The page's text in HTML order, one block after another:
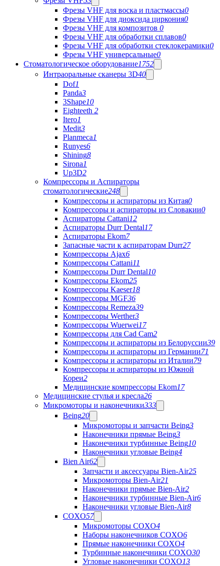
Фрезы VHF для воска и пластмассы0
Фрезы VHF для диоксида циркония0
Фрезы VHF для композитов 0
Фрезы VHF для обработки сплавов0
Фрезы VHF для обработки стеклокерамики0
Фрезы VHF универсальные0
Стоматологическое оборудование1752
Интраоральные сканеры 3D40
Dof1
Panda3
3Shape10
Eighteeth 2
Itero1
Medit3
Planmeca1
Runyes6
Shining8
Sirona1
Up3D2
Компрессоры и Аспираторы
стоматологические248
Компрессоры и аспираторы из Китая0
Компрессоры и аспираторы из Словакии0
Аспираторы Cattani12
Аспираторы Durr Dental17
Аспираторы Ekom7
Запасные части к аспираторам Durr27
Компрессоры Ajax6
Компрессоры Cattani11
Компрессоры Durr Dental10
Компрессоры Ekom25
Компрессоры Kaeser18
Компрессоры MGF36
Компрессоры Remeza39
Компрессоры Werther3
Компрессоры Wuerwei17
Компрессоры для Cad Cam2
Компрессоры и аспираторы из Белоруссии39
Компрессоры и аспираторы из Германии71
Компрессоры и аспираторы из Италии79
Компрессоры и аспираторы из Южной
Кореи2
Медицинские компрессоры Ekom17
Медицинские стулья и кресла26
Микромоторы и наконечники333
Being20
Микромоторы и запчасти Being3
Наконечники прямые Being3
Наконечники турбинные Being10
Наконечники угловые Being4
Bien Air62
Запчасти и аксессуары Bien-Air25
Микромоторы Bien-Air21
Наконечники прямые Bien-Air2
Наконечники турбинные Bien-Air6
Наконечники угловые Bien-Air8
COXO57
Микромоторы COXO4
Наборы наконечников COXO6
Прямые наконечники COXO4
Турбинные наконечники COXO30
Угловые наконечники COXO13